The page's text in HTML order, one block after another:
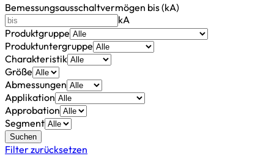
Bemessungsausschaltvermögen bis (kA)
kA
Produktgruppe
Produktuntergruppe
Charakteristik
Größe
Abmessungen
Applikation
Approbation
Segment
Suchen
Filter zurücksetzen